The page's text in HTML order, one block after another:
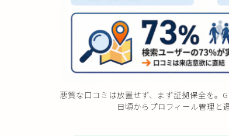
悪質な口コミは放置せず、まず証拠保全を。
日頃からプロフィール管理と